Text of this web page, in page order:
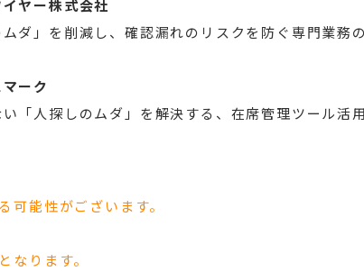
ヤー株式会社
ダ」を削減し、確認漏れのリスクを防ぐ専門業務の
ーク
「人探しのムダ」を解決する、在席管理ツール活用
可能性がございます。
なります。